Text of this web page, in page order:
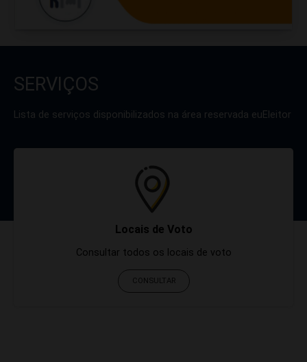
SERVIÇOS
Lista de serviços disponibilizados na área reservada euEleitor
Locais de Voto
Consultar todos os locais de voto
CONSULTAR